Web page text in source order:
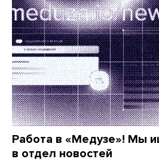
Работа в «Медузе»! Мы
в отдел новостей